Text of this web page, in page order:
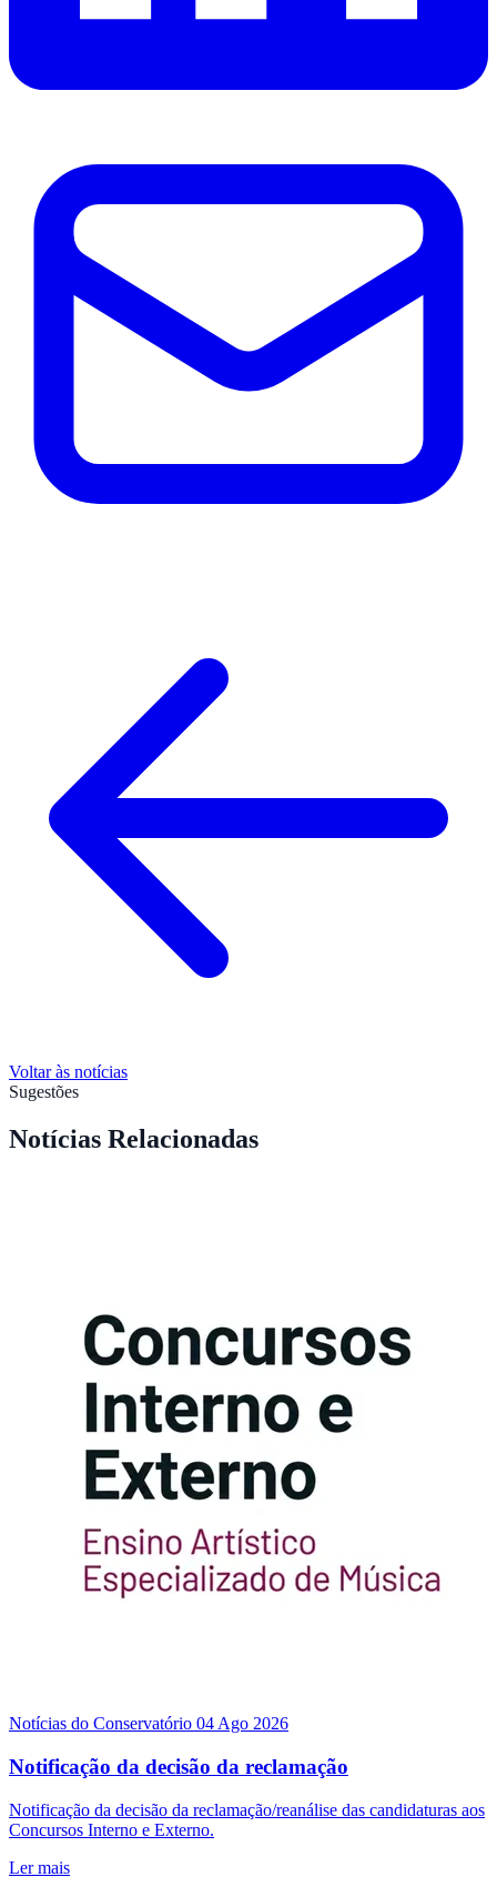
Voltar às notícias
Sugestões
Notícias Relacionadas
Notícias do Conservatório 04 Ago 2026
Notificação da decisão da reclamação
Notificação da decisão da reclamação/reanálise das candidaturas aos
Concursos Interno e Externo.
Ler mais